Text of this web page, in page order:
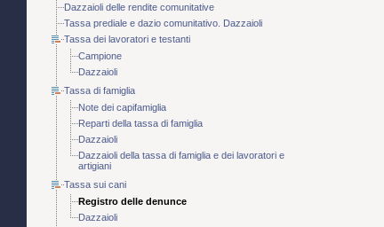
Dazzaioli delle rendite comunitative
Tassa prediale e dazio comunitativo. Dazzaioli
Tassa dei lavoratori e testanti
Campione
Dazzaioli
Tassa di famiglia
Note dei capifamiglia
Reparti della tassa di famiglia
Dazzaioli
Dazzaioli della tassa di famiglia e dei lavoratori e
artigiani
Tassa sui cani
Registro delle denunce
Dazzaioli